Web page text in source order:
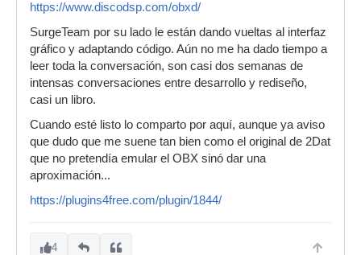
https://www.discodsp.com/obxd/
SurgeTeam por su lado le están dando vueltas al interfaz
gráfico y adaptando código. Aún no me ha dado tiempo a
leer toda la conversación, son casi dos semanas de
intensas conversaciones entre desarrollo y rediseño,
casi un libro.
Cuando esté listo lo comparto por aquí, aunque ya aviso
que dudo que me suene tan bien como el original de 2Dat
que no pretendía emular el OBX sinó dar una
aproximación...
https://plugins4free.com/plugin/1844/
4